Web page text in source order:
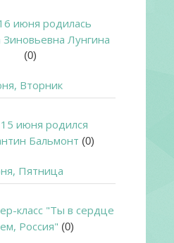
июня родилась
Лунгина
(0)
Вторник
15 июня родился
Бальмонт (0)
Пятница
класс "Ты в сердце
Россия" (0)